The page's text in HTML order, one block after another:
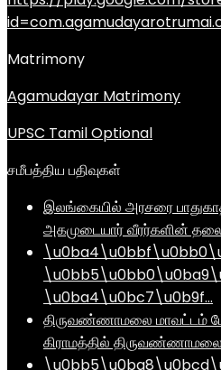
Matrimony
Agamudayar Matrimony
UPSC Tamil Optional
சமீபத்திய பதிவுகள்
இலங்கையில் அரசரை
அகமுடையார் வீரர்களின்
\u0ba4\u0bc7\u0b9f…
திருவண்ணாமலை மாவட்டம்
கிராமத்தில்